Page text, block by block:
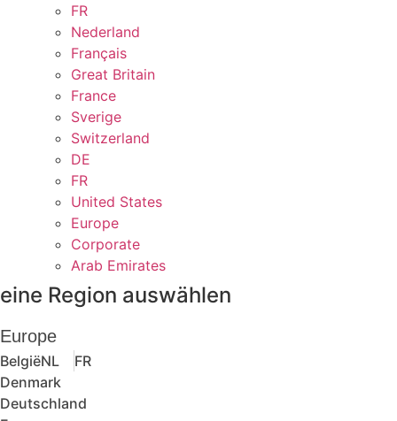
FR
Nederland
Français
Great Britain
France
Sverige
Switzerland
DE
FR
United States
Europe
Corporate
Arab Emirates
eine Region auswählen
Europe
BelgiëNL
FR
Denmark
Deutschland